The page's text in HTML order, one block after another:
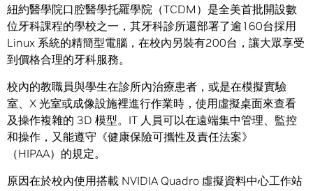
紐約醫學院口腔醫學托羅學院（TCDM）是全美首批開設數
位牙科課程的學校之一，其牙科診所還部署了逾160台採用
Linux 系統的精簡型電腦，在校內另裝有200台，讓大眾享受
到價格合理的牙科服務。
校內的教職員與學生在診所內治療患者，或是在模擬實驗
室、X 光室或成像設施裡進行作業時，使用虛擬桌面來查看
及操作複雜的 3D 模型。IT 人員可以在遠端集中管理、監控
和操作，又能遵守《健康保險可攜性及責任法案》
（HIPAA）的規定。
原因在於校內使用搭載 NVIDIA Quadro 虛擬資料中心工作站